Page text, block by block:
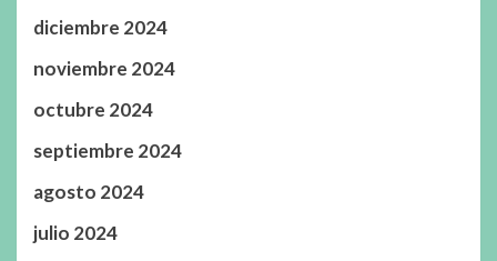
diciembre 2024
noviembre 2024
octubre 2024
septiembre 2024
agosto 2024
julio 2024